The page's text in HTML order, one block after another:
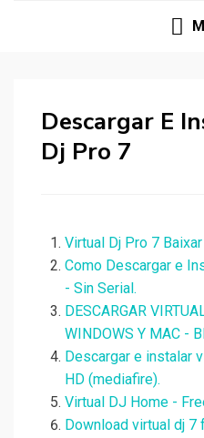
Descargar E
Dj Pro 7
Virtual Dj Pro 7
Como Descargar e
- Sin Serial.
DESCARGAR
WINDOWS Y MAC -
Descargar e instalar
HD (mediafire).
Virtual DJ Home -
Download virtual dj